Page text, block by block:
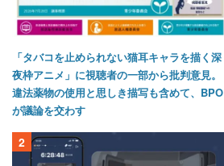
「タバコを止められない猫耳キャラを描く深
夜枠アニメ」に視聴者の一部から批判意見。
違法薬物の使用と思しき描写も含めて、BPO
が議論を交わす
2